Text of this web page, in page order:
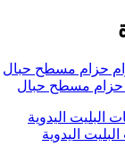
اليدوية